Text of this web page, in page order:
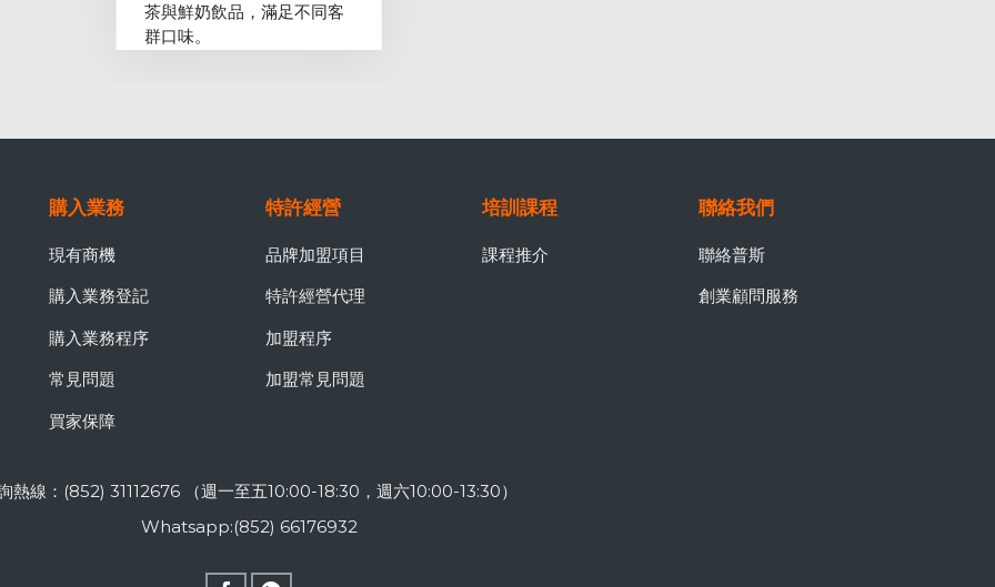
茶與鮮奶飲品，滿足不同客
群口味。
購入業務
現有商機
購入業務登記
購入業務程序
常見問題
買家保障
特許經營
品牌加盟項目
特許經營代理
加盟程序
加盟常見問題
培訓課程
課程推介
聯絡我們
聯絡普斯
創業顧問服務
熱線：(852) 31112676 （週一至五10:00-18:30，週六10:00-13:30）
Whatsapp:(852) 66176932